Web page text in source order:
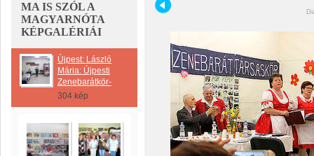
MA IS SZÓL A
MAGYARNÓTA
KÉPGALÉRIÁI
Újpest: László
Mária: Újpesti
Zenebarátkör-
304 kép